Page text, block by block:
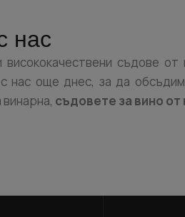
нас
съдове
нас още днес, за да
съдовете за вино